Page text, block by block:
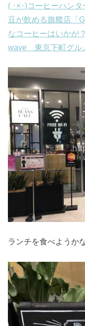
( ･×･)コーヒーハン
豆が飲める旗艦店「
なコーヒーはいかが
wave 東京下町グル
ランチを食べようか